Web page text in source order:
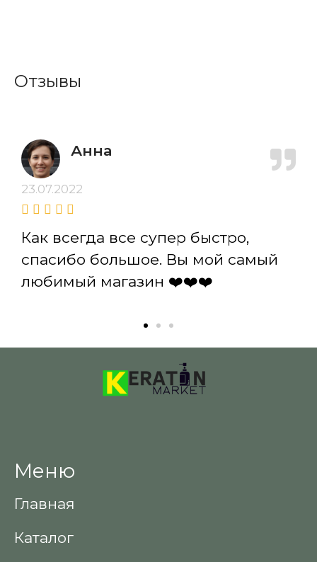
Отзывы
Анна
23.07.2022
Как всегда все супер быстро,
спасибо большое. Вы мой самый
любимый магазин ❤️❤️❤️
Меню
Главная
Каталог